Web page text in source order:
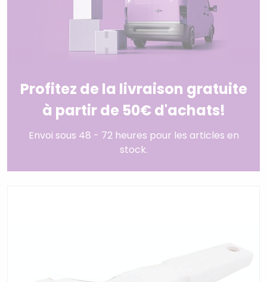
Profitez de la livraison gratuite
à partir de 50€ d'achats!
Envoi sous 48 - 72 heures pour les articles en
stock.